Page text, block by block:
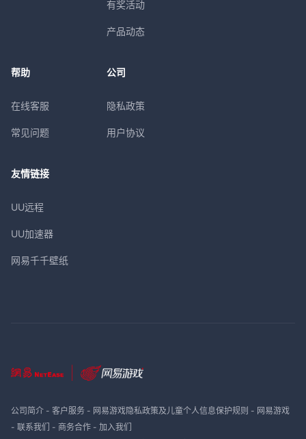
有奖活动
产品动态
帮助
在线客服
常见问题
公司
隐私政策
用户协议
友情链接
UU远程
UU加速器
网易千千壁纸
公司简介- 客户服务- 网易游戏隐私政策及儿童个人信息保护规则 - 网易游戏
- 联系我们 - 商务合作- 加入我们